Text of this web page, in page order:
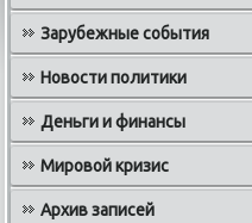
Зарубежные события
Новости политики
Деньги и финансы
Мировой кризис
Архив записей